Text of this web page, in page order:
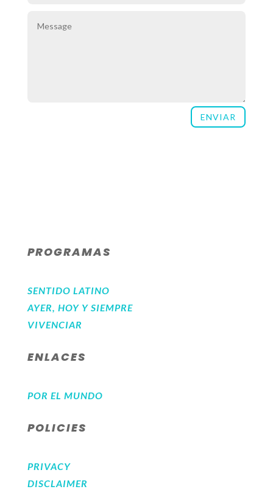
ENVIAR
PROGRAMAS
SENTIDO LATINO
AYER, HOY Y SIEMPRE
VIVENCIAR
ENLACES
POR EL MUNDO
POLICIES
PRIVACY
DISCLAIMER